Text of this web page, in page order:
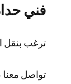
فني
ترغب بنقل
تواصل معنا